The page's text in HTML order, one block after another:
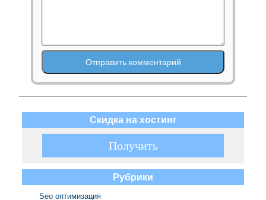
Скидка на хостинг
► ЖМИ ◄
Получить
Получить
Рубрики
Seo оптимизация